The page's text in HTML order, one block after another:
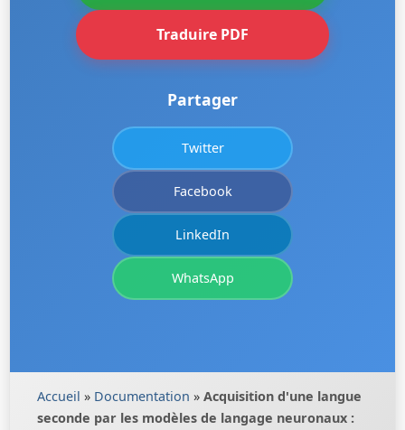
Traduire PDF
Partager
Twitter
Facebook
LinkedIn
WhatsApp
Accueil » Documentation » Acquisition d'une langue
seconde par les modèles de langage neuronaux :